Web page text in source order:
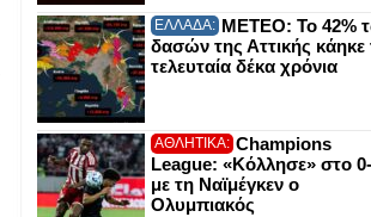
ΕΛΛΑΔΑ: ΜΕΤΕΟ: Το 42%
δασών της Αττικής κάηκε
τελευταία δέκα χρόνια
ΑΘΛΗΤΙΚΑ: Champions
League: «Κόλλησε» στο
με τη Ναϊμέγκεν ο
Ολυμπιακός